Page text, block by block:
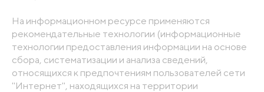
На информационном ресурсе применяются
рекомендательные технологии (информационные
технологии предоставления информации на основе
сбора, систематизации и анализа сведений,
относящихся к предпочтениям пользователей сети
"Интернет", находящихся на территории